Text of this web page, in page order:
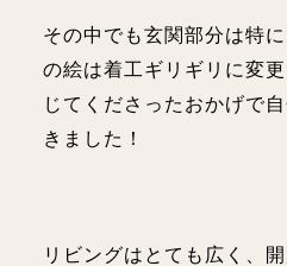
その中でも玄関部分は特
の絵は着工ギリギリに変
じてくださったおかげで
きました！
リビングはとても広く、